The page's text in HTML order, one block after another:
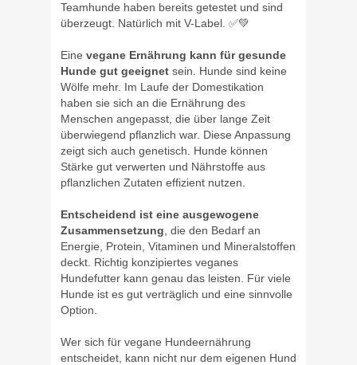
Teamhunde haben bereits getestet und sind
überzeugt. Natürlich mit V-Label. ✅💚
Eine vegane Ernährung kann für gesunde
Hunde gut geeignet sein. Hunde sind keine
Wölfe mehr. Im Laufe der Domestikation
haben sie sich an die Ernährung des
Menschen angepasst, die über lange Zeit
überwiegend pflanzlich war. Diese Anpassung
zeigt sich auch genetisch. Hunde können
Stärke gut verwerten und Nährstoffe aus
pflanzlichen Zutaten effizient nutzen.
Entscheidend ist eine ausgewogene
Zusammensetzung , die den Bedarf an
Energie, Protein, Vitaminen und Mineralstoffen
deckt. Richtig konzipiertes veganes
Hundefutter kann genau das leisten. Für viele
Hunde ist es gut verträglich und eine sinnvolle
Option.
Wer sich für vegane Hundeernährung
entscheidet, kann nicht nur dem eigenen Hund